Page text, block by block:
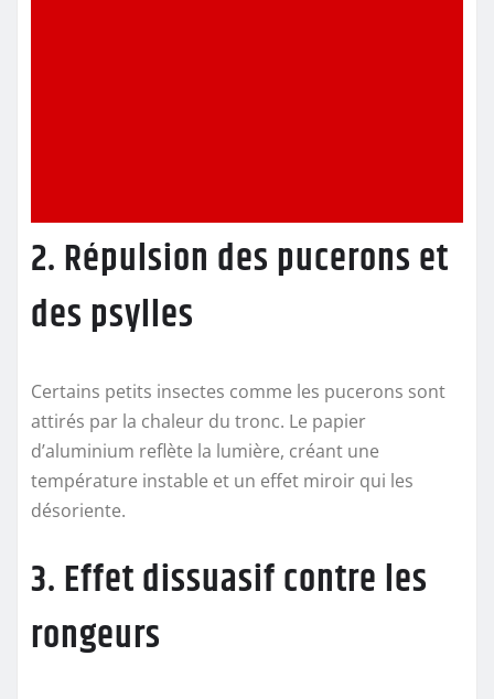
2. Répulsion des pucerons et
des psylles
Certains petits insectes comme les pucerons sont
attirés par la chaleur du tronc. Le papier
d’aluminium reflète la lumière, créant une
température instable et un effet miroir qui les
désoriente.
3. Effet dissuasif contre les
rongeurs